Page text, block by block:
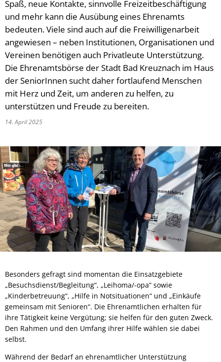
Spaß, neue Kontakte, sinnvolle Freizeitbeschäftigung
und mehr kann die Ausübung eines Ehrenamts
bedeuten. Viele sind auch auf die Freiwilligenarbeit
angewiesen – neben Institutionen, Organisationen und
Vereinen benötigen auch Privatleute Unterstützung.
Die Ehrenamtsbörse der Stadt Bad Kreuznach im Haus
der SeniorInnen sucht daher fortlaufend Menschen
mit Herz und Zeit, um anderen zu helfen, zu
unterstützen und Freude zu bereiten.
14. April 2025
Besonders gefragt sind momentan die Einsatzgebiete
„Besuchsdienst/Begleitung“, „Leihoma/-opa“ sowie
„Kinderbetreuung“, „Hilfe in Notsituationen“ und „Einkäufe
gemeinsam mit Senioren“. Die Ehrenamtlichen erhalten für
ihre Tätigkeit keine Vergütung; sie helfen für den guten Zweck.
Den Rahmen und den Umfang ihrer Hilfe wählen sie dabei
selbst.
Während der Bedarf an ehrenamtlicher Unterstützung